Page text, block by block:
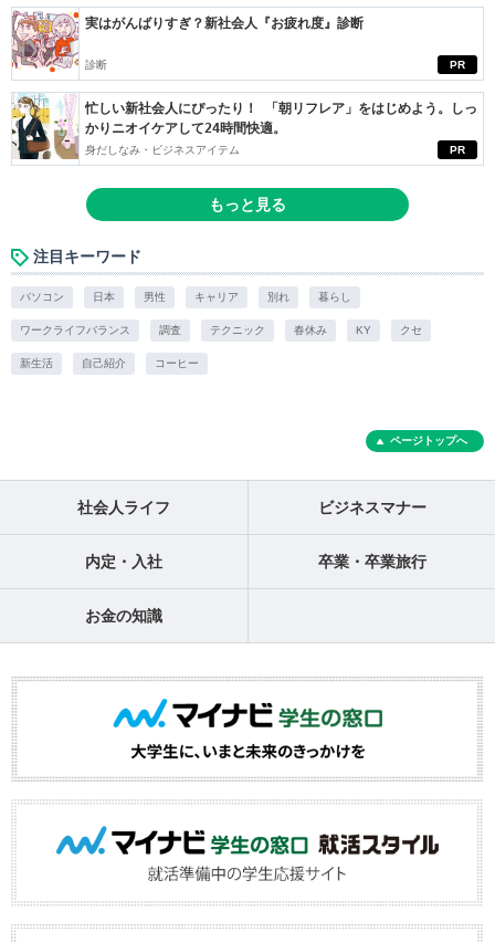
PR
実はがんばりすぎ？新社会人『お疲れ度』診断
診断
PR
忙しい新社会人にぴったり！ 「朝リフレア」をはじめよう。しっ
かりニオイケアして24時間快適。
身だしなみ・ビジネスアイテム
もっと見る
注目キーワード
パソコン 日本 男性 キャリア 別れ 暮らし
ワークライフバランス 調査 テクニック 春休み KY クセ
新生活 自己紹介 コーヒー
ページトップへ
社会人ライフ ビジネスマナー
内定・入社 卒業・卒業旅行
お金の知識